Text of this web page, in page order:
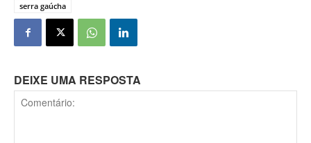
serra gaúcha
DEIXE UMA RESPOSTA